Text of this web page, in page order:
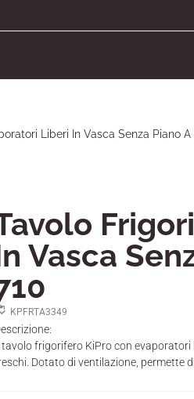
Liberi In Vasca Senza Piano A
Vasca
KPFRTA3349
tavolo frigorifero KiPro con evaporatori
Dotato di ventilazione, permette